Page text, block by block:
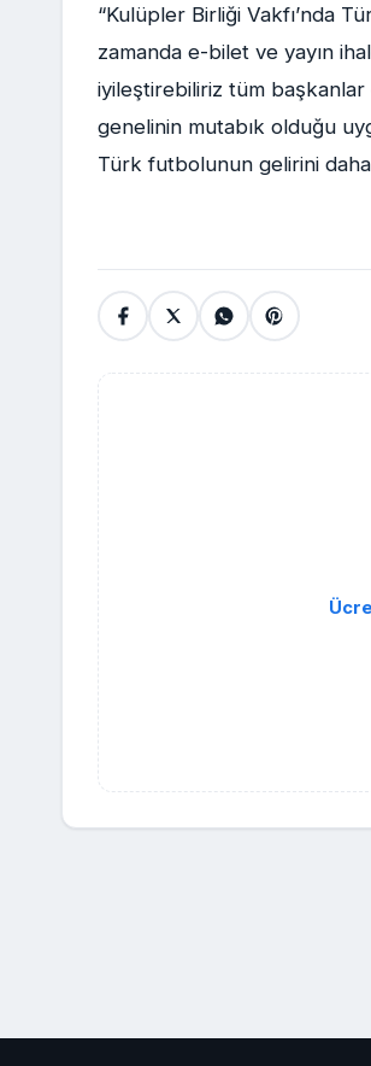
“Kulüpler Birliği Vakfı’nda
zamanda e-bilet ve yayın
iyileştirebiliriz tüm
genelinin mutabık olduğu
Türk futbolunun gelirini daha